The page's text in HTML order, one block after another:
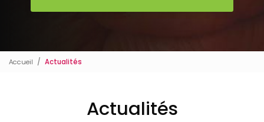
Accueil Actualités
Actualités